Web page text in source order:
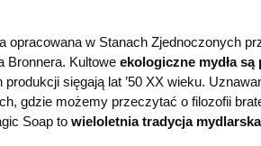
opracowana w Stanach Zjednoczonych
Bronnera. Kultowe ekologiczne mydła
produkcji sięgają lat ’50 XX wieku.
gdzie możemy przeczytać o filozofii
Soap to wieloletnia tradycja